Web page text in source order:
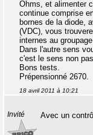
Ohms, et alimenter
continue comprise
bornes de la diode,
(VDC), vous
internes au
Dans l'autre sens
c'est le sens non
Bons tests.
Prépensionné 2670.
18 avril 2011 à 10:21
Invité Avec un